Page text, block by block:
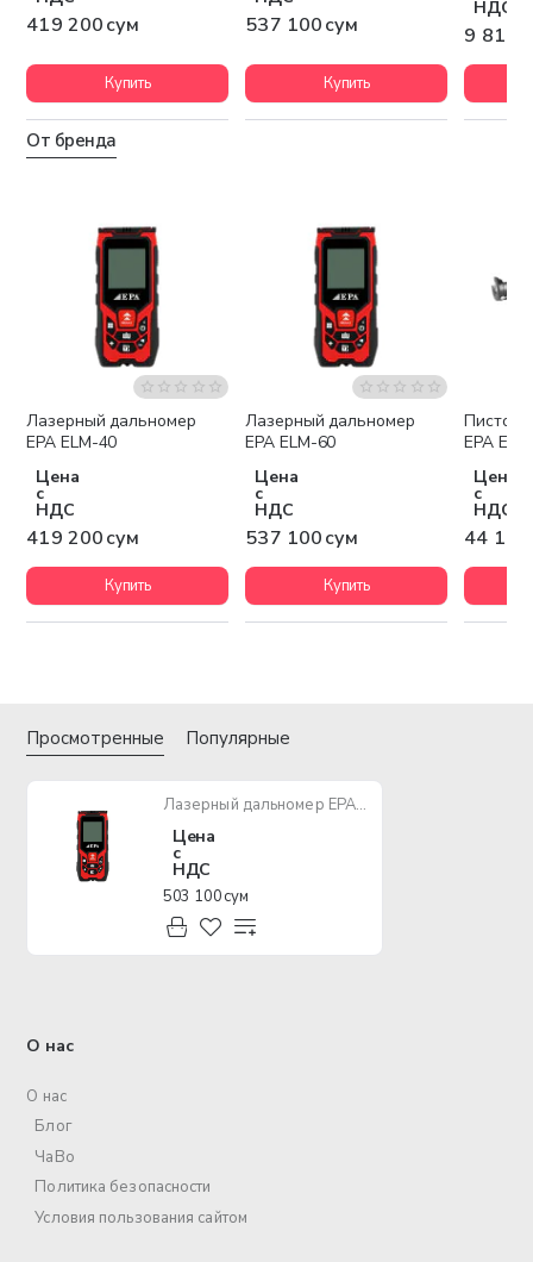
419 200 сум
Купить
537 100 сум
Купить
НДС
9 811
От бренда
Лазерный дальномер
EPA ELM-40
Цена
с
НДС
419 200 сум
Купить
Лазерный дальномер
EPA ELM-60
Цена
с
НДС
537 100 сум
Купить
EPA
Цена
с
НДС
44 100
Просмотренные Популярные
Лазерный дальномер EPA ELM-80
Цена
с
НДС
503 100 сум
О нас
О нас
Блог
ЧаВо
Политика безопасности
Условия пользования сайтом